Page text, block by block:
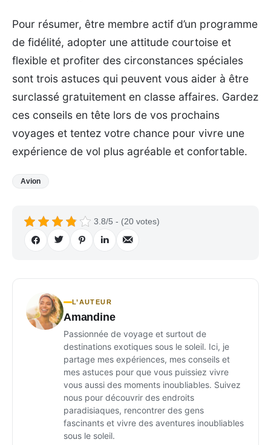
Pour résumer, être membre actif d’un programme
de fidélité, adopter une attitude courtoise et
flexible et profiter des circonstances spéciales
sont trois astuces qui peuvent vous aider à être
surclassé gratuitement en classe affaires. Gardez
ces conseils en tête lors de vos prochains
voyages et tentez votre chance pour vivre une
expérience de vol plus agréable et confortable.
Avion
3.8/5 - (20 votes)
L’AUTEUR
Amandine
Passionnée de voyage et surtout de
destinations exotiques sous le soleil. Ici, je
partage mes expériences, mes conseils et
mes astuces pour que vous puissiez vivre
vous aussi des moments inoubliables. Suivez
nous pour découvrir des endroits
paradisiaques, rencontrer des gens
fascinants et vivre des aventures inoubliables
sous le soleil.